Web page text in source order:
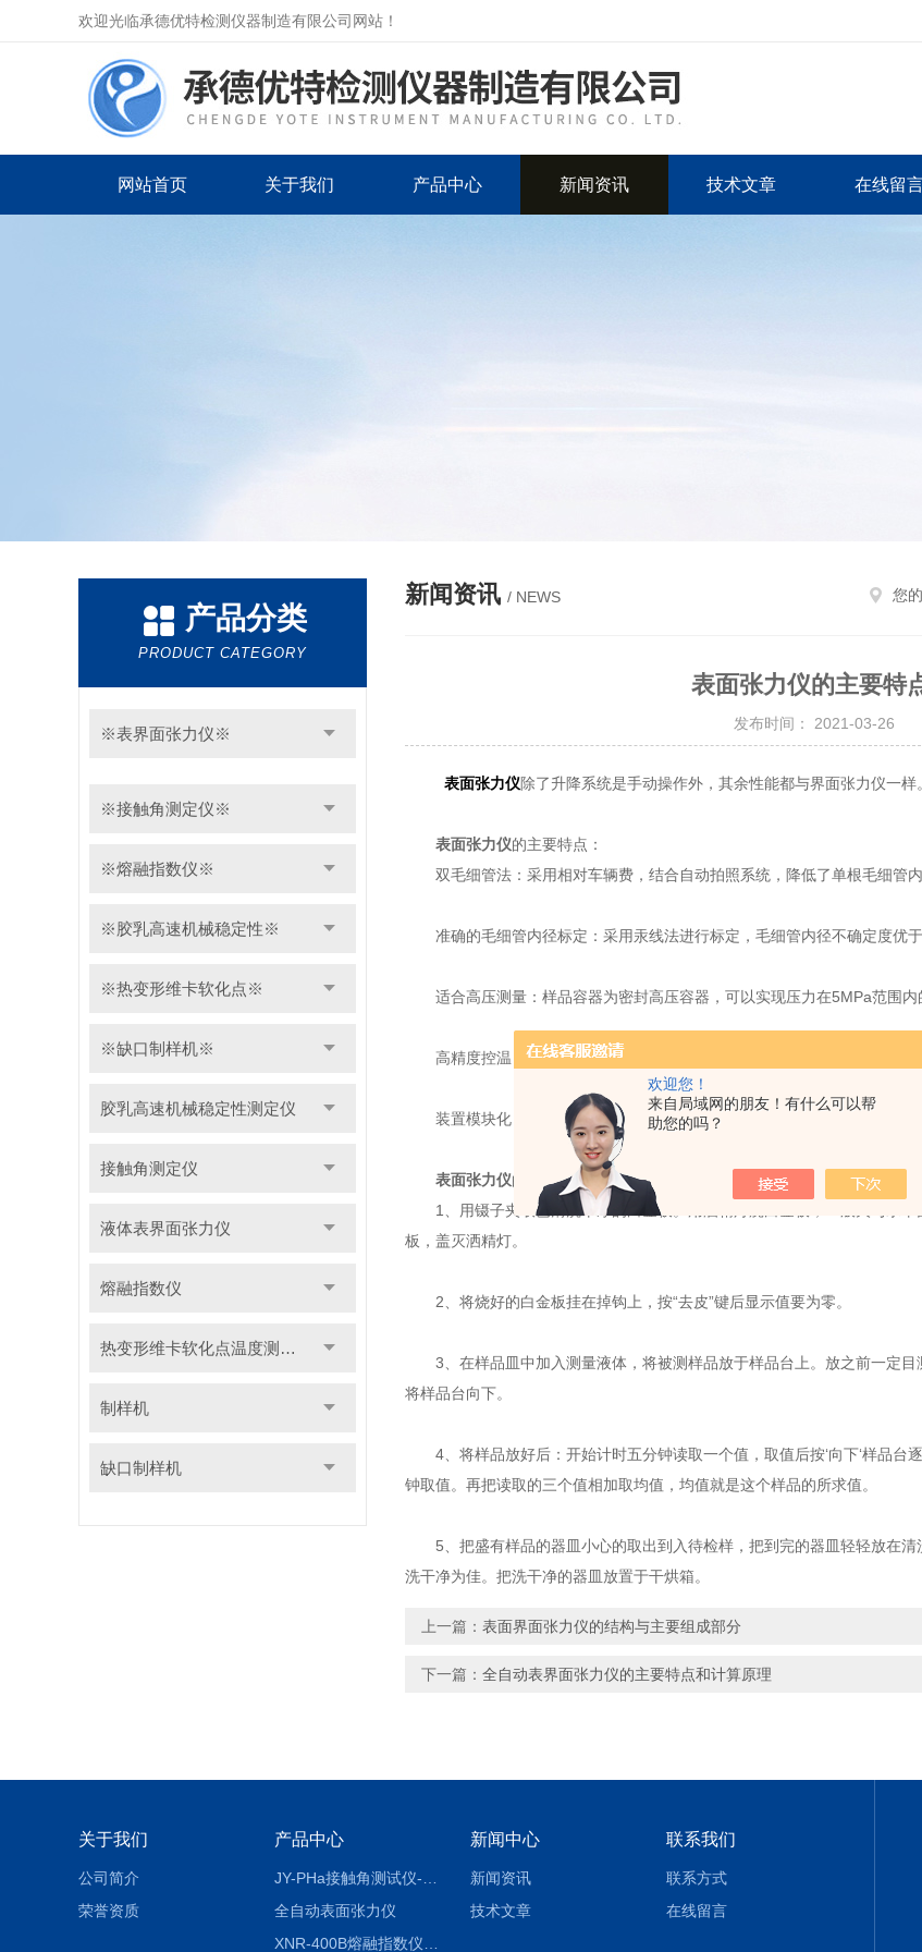
欢迎您！
来自局域网的朋友！有什么可以帮
助您的吗？
欢迎光临承德优特检测仪器制造有限公司网站！
网站首页 关于我们 产品中心 新闻资讯 技术文章 在线留
产品分类
PRODUCT CATEGORY
※表界面张力仪※
※接触角测定仪※
※熔融指数仪※
※胶乳高速机械稳定性※
※热变形维卡软化点※
※缺口制样机※
胶乳高速机械稳定性测定仪
接触角测定仪
液体表界面张力仪
熔融指数仪
热变形维卡软化点温度测定仪
制样机
缺口制样机
新闻资讯 / NEWS 您
表面张力仪的主要特
发布时间： 2021-03-26
表面张力仪除了升降系统是手动操作外，其余性能都与界面张力仪一
表面张力仪的主要特点：
双毛细管法：采用相对车辆费，结合自动拍照系统，降低了单根毛细管
准确的毛细管内径标定：采用汞线法进行标定，毛细管内径不确定度优于
适合高压测量：样品容器为密封高压容器，可以实现压力在5MPa范围内
高精度控温：恒定的温度是实现高精度流体表面张力测量的基础，温度
装置模块化：核心装置可随时取出，便于控温过程中更换样品，缩短了控
表面张力仪的标准测试方法：（在开机预热30分钟后）
1、用镊子夹取已清洗干净的白金板。用洒精灯烧白金板，一般火与水平
板，盖灭洒精灯。
2、将烧好的白金板挂在掉钩上，按“去皮”键后显示值要为零。
3、在样品皿中加入测量液体，将被测样品放于样品台上。放之前一定目
将样品台向下。
4、将样品放好后：开始计时五分钟读取一个值，取值后按‘向下‘样品台
钟取值。再把读取的三个值相加取均值，均值就是这个样品的所求值。
5、把盛有样品的器皿小心的取出到入待检样，把到完的器皿轻轻放在清
洗干净为佳。把洗干净的器皿放置于干烘箱。
上一篇： 表面界面张力仪的结构与主要组成部分
下一篇： 全自动表界面张力仪的主要特点和计算原理
关于我们
公司简介
荣誉资质
产品中心
全自动表面张力仪
新闻中心
新闻资讯
技术文章
联系我们
联系方式
在线留言